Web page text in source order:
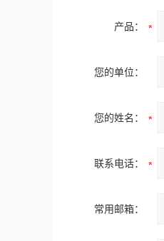
产品：
您的单位：
您的姓名：
联系电话：
常用邮箱：